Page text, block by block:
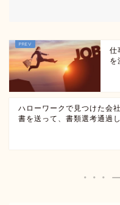
仕
を
ハローワークで見つけた会
書を送って、書類選考通過し